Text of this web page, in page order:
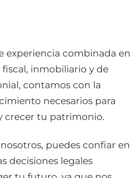
experiencia combinada en
inmobiliario y de
contamos con la
necesarios para
crecer tu patrimonio.
puedes confiar en
decisiones legales